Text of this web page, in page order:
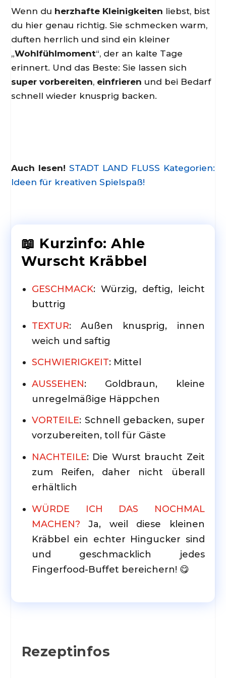
Wenn du herzhafte Kleinigkeiten liebst, bist
du hier genau richtig. Sie schmecken warm,
duften herrlich und sind ein kleiner
„Wohlfühlmoment“, der an kalte Tage
erinnert. Und das Beste: Sie lassen sich
super vorbereiten, einfrieren und bei Bedarf
schnell wieder knusprig backen.
Auch lesen! STADT LAND FLUSS Kategorien:
Ideen für kreativen Spielspaß!
📖 Kurzinfo: Ahle
Wurscht Kräbbel
GESCHMACK: Würzig, deftig, leicht
buttrig
TEXTUR: Außen knusprig, innen
weich und saftig
SCHWIERIGKEIT: Mittel
AUSSEHEN: Goldbraun, kleine
unregelmäßige Häppchen
VORTEILE: Schnell gebacken, super
vorzubereiten, toll für Gäste
NACHTEILE: Die Wurst braucht Zeit
zum Reifen, daher nicht überall
erhältlich
WÜRDE ICH DAS NOCHMAL
MACHEN? Ja, weil diese kleinen
Kräbbel ein echter Hingucker sind
und geschmacklich jedes
Fingerfood-Buffet bereichern! 😋
Rezeptinfos